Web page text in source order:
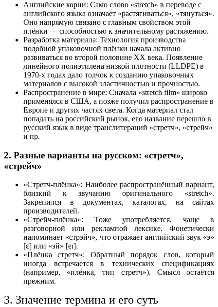
Английские корни: Само слово «stretch» в переводе с
английского языка означает «растягиваться», «тянуться».
Оно напрямую связано с главным свойством этой
плёнки — способностью к значительному растяжению.
Разработка материала: Технология производства
подобной упаковочной плёнки начала активно
развиваться во второй половине XX века. Появление
линейного полиэтилена низкой плотности (LLDPE) в
1970-х годах дало толчок к созданию упаковочных
материалов с высокой эластичностью и прочностью.
Распространение в мире: Сначала «stretch film» широко
применялся в США, а позже получил распространение в
Европе и других частях света. Когда материал стал
попадать на российский рынок, его название перешло в
русский язык в виде транслитераций «стретч», «стрейч»
и пр.
2. Разные варианты на русском: «стретч»,
«стрейч»
«Стретч-плёнка»: Наиболее распространённый вариант,
близкий к звучанию оригинального «stretch».
Закрепился в документах, каталогах, на сайтах
производителей.
«Стрейч-плёнка»: Тоже употребляется, чаще в
разговорной или рекламной лексике. Фонетически
напоминает «стрэйч», что отражает английский звук «э»
[ɛ] или «эй» [eɪ].
«Плёнка стретч»: Обратный порядок слов, который
иногда встречается в технических спецификациях
(например, «плёнка, тип стретч»). Смысл остаётся
прежним.
3. Значение термина и его суть